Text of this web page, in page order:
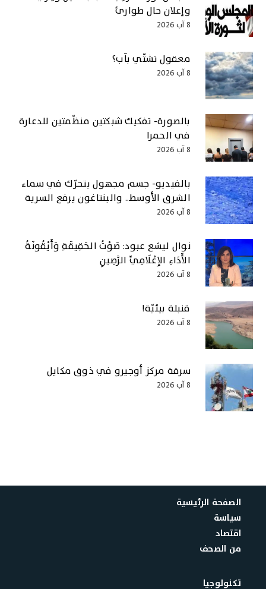
وإعلان حال طوارئ
8 آب 2026
معقول تشتّي بآب؟
8 آب 2026
بالصورة- تفكيك شبكتين منظّمتين للدعارة
في الحمرا
8 آب 2026
بالفيديو- جسم مجهول يتحرّك في سماء
الشرق الأوسط.. والبنتاغون يرفع السرية
8 آب 2026
نوال ليشع عبود: صَوْتُ الحَقِيقَةِ وَأَيْقُونَةُ
الأَدَاءِ الإِعْلَامِيِّ الرَّصِينِ
8 آب 2026
قنبلة بيئيّة!
8 آب 2026
سرقة مركز أوجيرو في ذوق مكايل
8 آب 2026
الصفحة الرئيسية
سياسة
اقتصاد
من الصحف
تكنولوجيا